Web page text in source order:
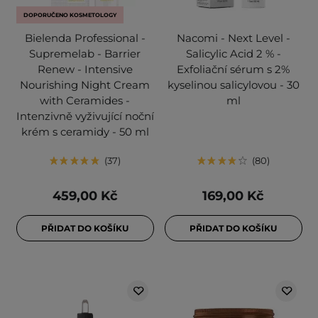
DOPORUČENO KOSMETOLOGY
Bielenda Professional -
Supremelab - Barrier
Renew - Intensive
Nourishing Night Cream
with Ceramides -
Intenzivně vyživující noční
krém s ceramidy - 50 ml
37
459,00 Kč
PŘIDAT DO KOŠÍKU
Nacomi - Next Level -
Salicylic Acid 2 % -
Exfoliační sérum s 2%
kyselinou salicylovou - 30
ml
80
169,00 Kč
PŘIDAT DO KOŠÍKU